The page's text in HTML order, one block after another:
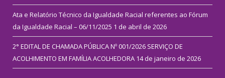
Ata e Relatório Técnico da Igualdade Racial referentes ao Fórum
da Igualdade Racial – 06/11/2025 1 de abril de 2026
2° EDITAL DE CHAMADA PÚBLICA Nº 001/2026 SERVIÇO DE
ACOLHIMENTO EM FAMÍLIA ACOLHEDORA 14 de janeiro de 2026